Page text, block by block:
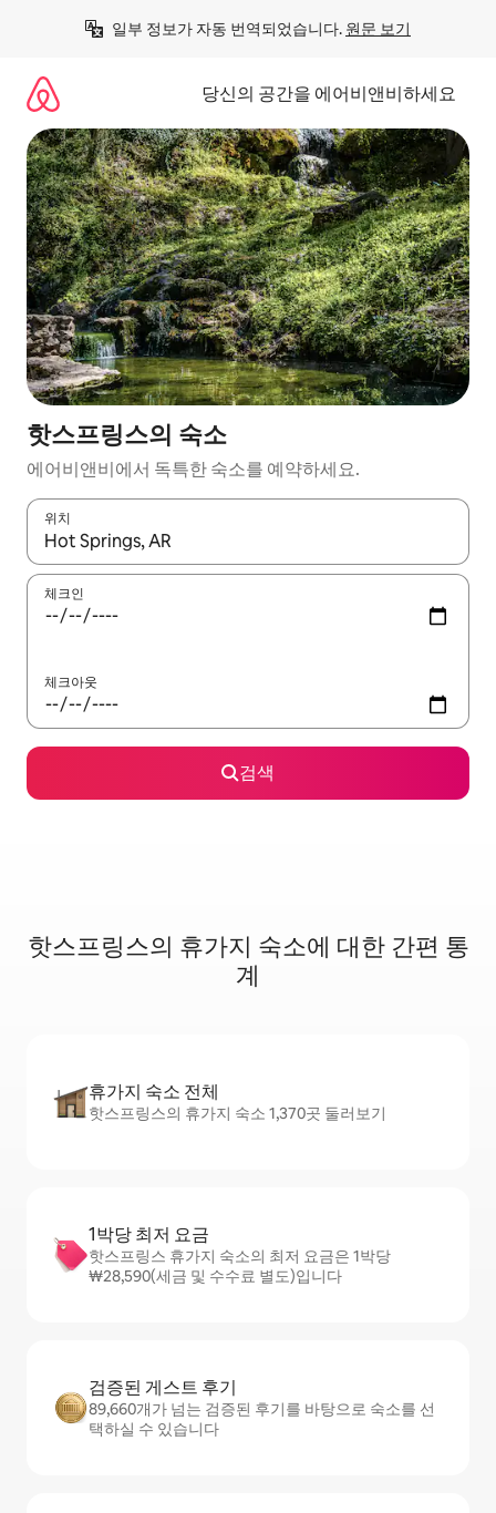
일부 정보가 자동 번역되었습니다. 원문 보기
당신의 공간을 에어비앤비하세요
핫스프링스의 숙소
에어비앤비에서 독특한 숙소를 예약하세요.
위치
결과가 나오면 위·아래 화살표 키를 사용하거나 터치 또는 스와이
체크인
체크아웃
검색
핫스프링스의 휴가지 숙소에 대한 간편 통
계
휴가지 숙소 전체
핫스프링스의 휴가지 숙소 1,370곳 둘러보기
1박당 최저 요금
핫스프링스 휴가지 숙소의 최저 요금은 1박당
₩28,590(세금 및 수수료 별도)입니다
검증된 게스트 후기
89,660개가 넘는 검증된 후기를 바탕으로 숙소를 선
택하실 수 있습니다